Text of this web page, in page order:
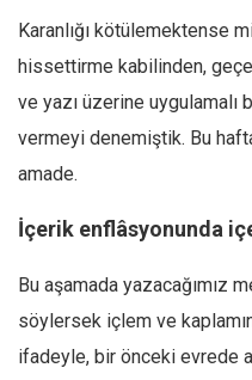
Selçuk Türkyılmaz
Esra Elönü
» Yazar arşivi
Bu Sayı
Tüm Sayılar
Karanlığı kötülemektense
hissettirme kabilinden,
ve yazı üzerine uygulamalı
vermeyi denemiştik. Bu
amade.
İçerik enflâsyonunda
Bu aşamada yazacağımız
söylersek içlem ve
ifadeyle, bir önceki evrede